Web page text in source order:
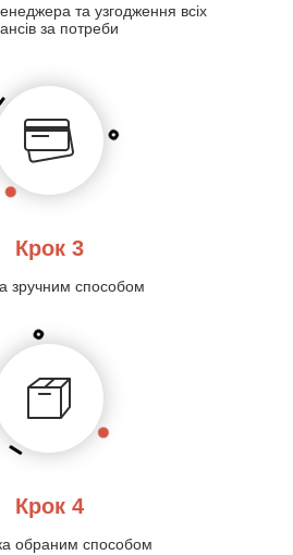
та узгодження всіх
за потреби
Крок 3
зручним способом
Крок 4
обраним способом